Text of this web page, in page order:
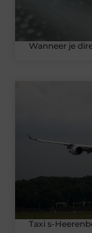
Wanneer je
Taxi s-